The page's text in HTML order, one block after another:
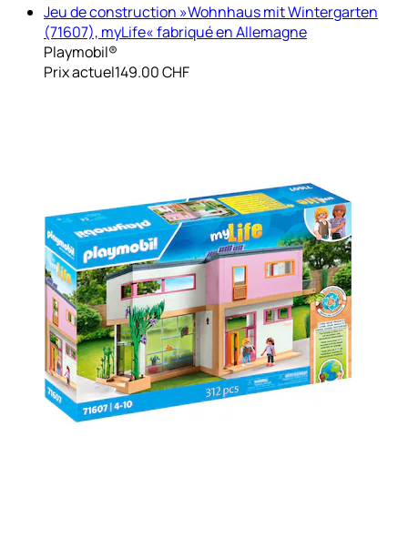
Jeu de construction »Wohnhaus mit Wintergarten
(71607), myLife« fabriqué en Allemagne
Playmobil®
Prix actuel149.00 CHF